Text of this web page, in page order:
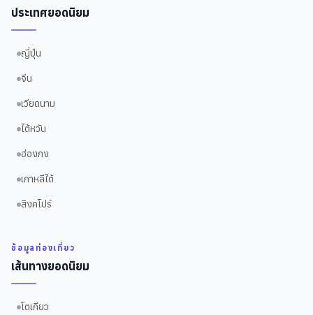
ประเทศยอดนิยม
ญี่ปุ่น
จีน
เวียดนาม
ไต้หวัน
ฮ่องกง
เกาหลีใต้
สิงคโปร์
ข้อมูลท่องเที่ยว
เส้นทางยอดนิยม
โตเกียว